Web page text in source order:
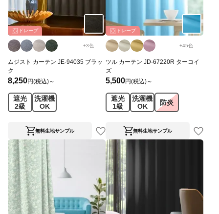
ドレープ
+3色
ムジスト カーテン JE-94035 ブラッ
ク
8,250円(税込)～
遮光
2級
洗濯機
OK
無料生地サンプル
ドレープ
+45色
ツル カーテン JD-67220R ターコイ
ズ
5,500円(税込)～
遮光
1級
洗濯機
OK
防炎
無料生地サンプル